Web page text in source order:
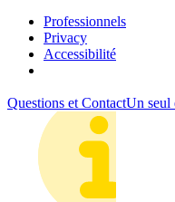
Professionnels
Privacy
Accessibilité
Questions et ContactUn seul